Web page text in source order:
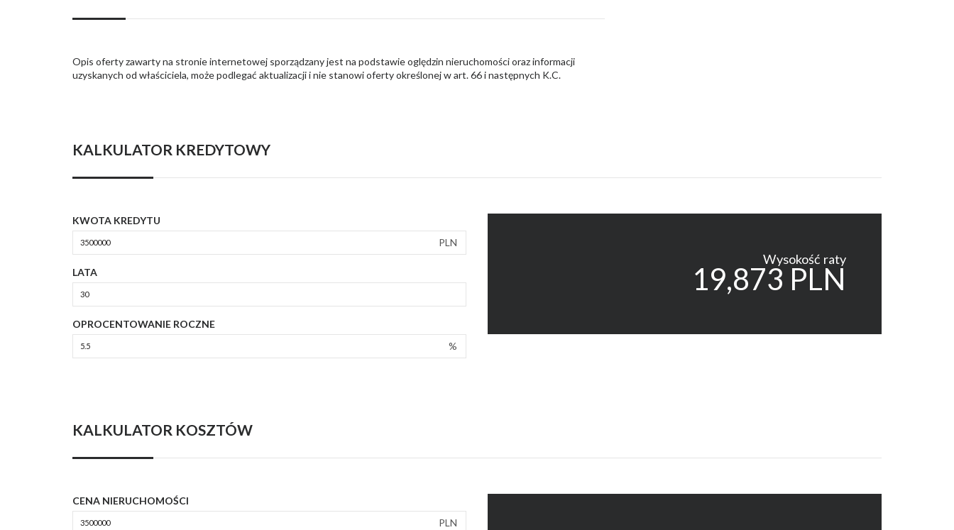
Opis oferty zawarty na stronie internetowej sporządzany jest na podstawie oględzin nieruchomości oraz informacji
uzyskanych od właściciela, może podlegać aktualizacji i nie stanowi oferty określonej w art. 66 i następnych K.C.
KALKULATOR KREDYTOWY
KWOTA KREDYTU
PLN
LATA
OPROCENTOWANIE ROCZNE
%
Wysokość raty
19,873 PLN
KALKULATOR KOSZTÓW
CENA NIERUCHOMOŚCI
PLN